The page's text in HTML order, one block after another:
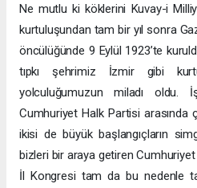
Ne mutlu ki köklerini Kuvay-i
kurtuluşundan tam bir yıl sonra
öncülüğünde 9 Eylül 1923’te
tıpkı şehrimiz İzmir gibi
yolculuğumuzun miladı
Cumhuriyet Halk Partisi arasında
ikisi de büyük başlangıçların
bizleri bir araya getiren
İl Kongresi tam da bu nedenle